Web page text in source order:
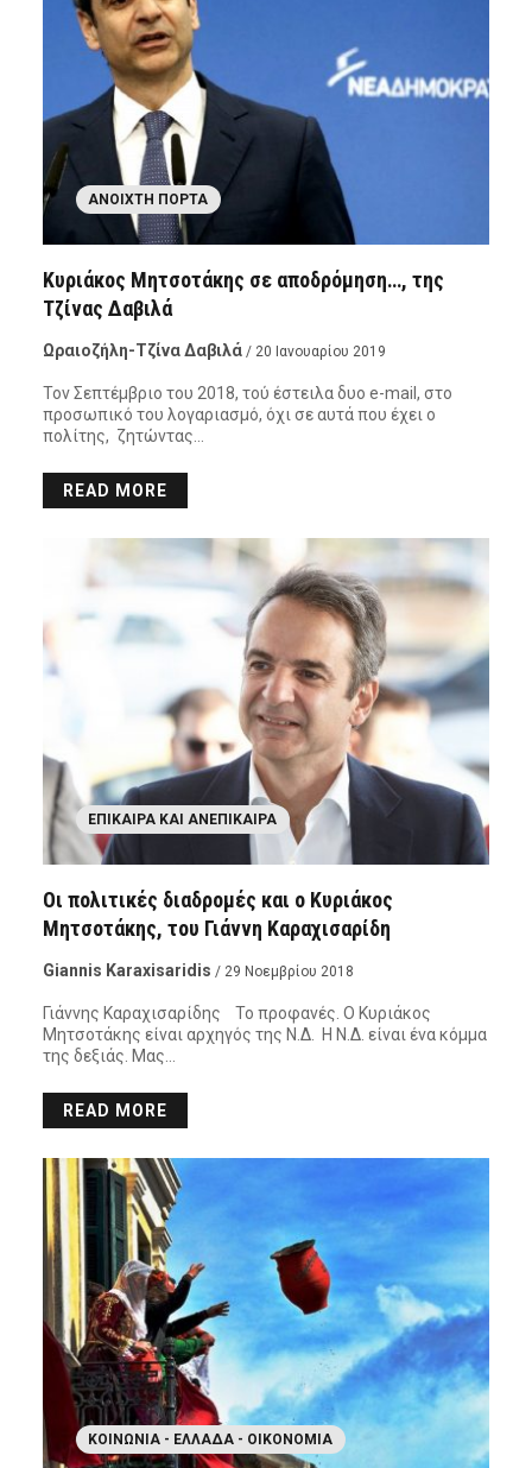
ΑΝΟΙΧΤΉ ΠΌΡΤΑ
Κυριάκος Μητσοτάκης σε αποδρόμηση…, της
Τζίνας Δαβιλά
Ωραιοζήλη-Τζίνα Δαβιλά / 20 Ιανουαρίου 2019
Τον Σεπτέμβριο του 2018, τού έστειλα δυο e-mail, στο
προσωπικό του λογαριασμό, όχι σε αυτά που έχει ο
πολίτης, ζητώντας…
READ MORE
ΕΠΊΚΑΙΡΑ ΚΑΙ ΑΝΕΠΊΚΑΙΡΑ
Οι πολιτικές διαδρομές και ο Κυριάκος
Μητσοτάκης, του Γιάννη Καραχισαρίδη
Giannis Karaxisaridis / 29 Νοεμβρίου 2018
Γιάννης Καραχισαρίδης Το προφανές. Ο Κυριάκος
Μητσοτάκης είναι αρχηγός της Ν.Δ. Η Ν.Δ. είναι ένα κόμμα
της δεξιάς. Μας…
READ MORE
ΚΟΙΝΩΝΊΑ - ΕΛΛΆΔΑ - ΟΙΚΟΝΟΜΊΑ